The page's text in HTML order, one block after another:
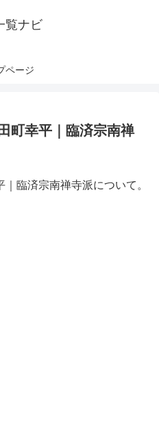
覧ナビ
ページ
町幸平｜臨済宗南禅
臨済宗南禅寺派について。